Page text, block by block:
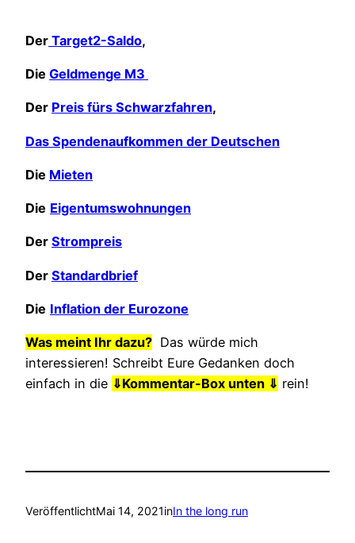
Der Target2-Saldo,
Die Geldmenge M3
Der Preis fürs Schwarzfahren,
Das Spendenaufkommen der Deutschen
Die Mieten
Die Eigentumswohnungen
Der Strompreis
Der Standardbrief
Die Inflation der Eurozone
Was meint Ihr dazu? Das würde mich
interessieren! Schreibt Eure Gedanken doch
einfach in die ⇓Kommentar-Box unten ⇓ rein!
VeröffentlichtMai 14, 2021inIn the long run